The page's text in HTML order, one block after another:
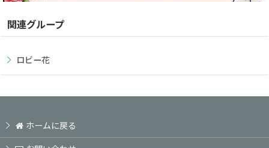
関連グループ
ロビー花
ホームに戻る